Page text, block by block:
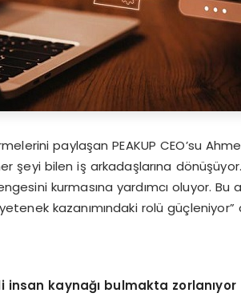
paylaşan PEAKUP CEO’su
şeyi bilen iş arkadaşlarına
kurmasına yardımcı oluyor.
kazanımındaki rolü güçleniyor”
kaynağı bulmakta zorlanıyor